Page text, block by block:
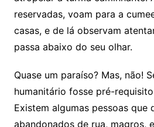
reservadas, voam para a
casas, e de lá observam
passa abaixo do seu olhar.
Quase um paraíso? Mas, não!
humanitário fosse pré-
Existem algumas pessoas que
abandonados de rua, magros,